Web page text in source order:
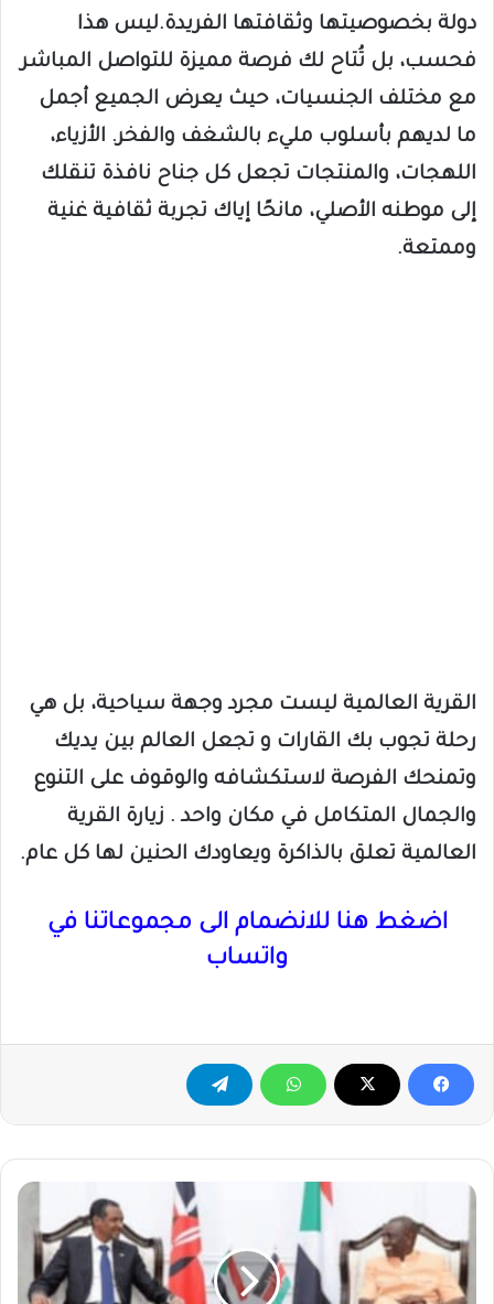
دولة بخصوصيتها وثقافتها الفريدة.ليس هذا
فحسب، بل تُتاح لك فرصة مميزة للتواصل المباشر
مع مختلف الجنسيات، حيث يعرض الجميع أجمل
ما لديهم بأسلوب مليء بالشغف والفخر. الأزياء،
اللهجات، والمنتجات تجعل كل جناح نافذة تنقلك
إلى موطنه الأصلي، مانحًا إياك تجربة ثقافية غنية
وممتعة.
القرية العالمية ليست مجرد وجهة سياحية، بل هي
رحلة تجوب بك القارات و تجعل العالم بين يديك
وتمنحك الفرصة لاستكشافه والوقوف على التنوع
والجمال المتكامل في مكان واحد . زيارة القرية
العالمية تعلق بالذاكرة ويعاودك الحنين لها كل عام.
اضغط هنا للانضمام الى مجموعاتنا في
واتساب
عاجل
كينيا
ترد
على